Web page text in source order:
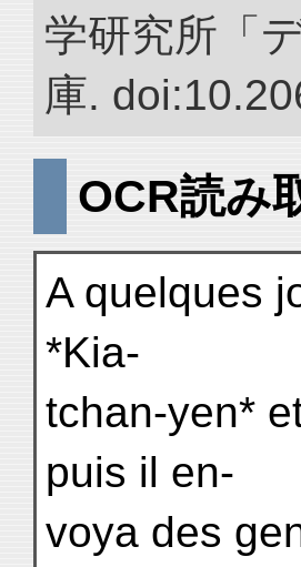
学研究所「
庫.
OCR読み
A quelques
*Kia-
tchan-yen*
puis il en-
voya des